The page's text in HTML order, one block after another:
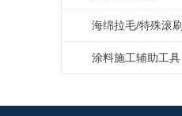
海绵拉毛/特殊滚刷
涂料施工辅助工具